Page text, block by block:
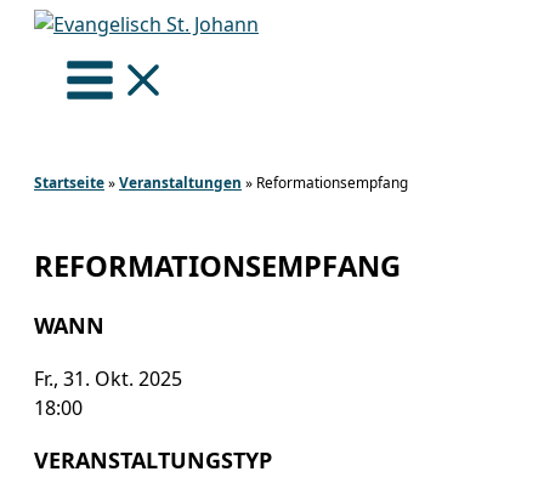
Zum
springen
Startseite»Veranstaltungen » Reformationsempfang
REFORMATIONSEMPFANG
WANN
Fr., 31. Okt. 2025
18:00
VERANSTALTUNGSTYP